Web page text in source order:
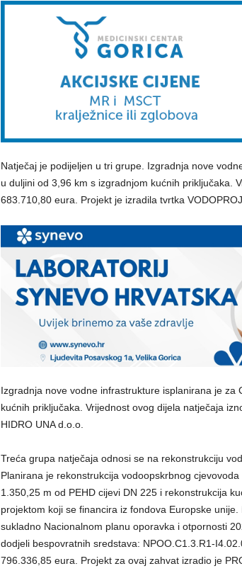
Natječaj je podijeljen u tri grupe. Izgradnja nove
u duljini od 3,96 km s izgradnjom kućnih priključaka.
683.710,80 eura. Projekt je izradila tvrtka
Izgradnja nove vodne infrastrukture isplanirana je za
kućnih priključaka. Vrijednost ovog dijela natječaja
HIDRO UNA d.o.o.
Treća grupa natječaja odnosi se na rekonstrukciju
Planirana je rekonstrukcija vodoopskrbnog
1.350,25 m od PEHD cijevi DN 225 i rekonstrukcija
projektom koji se financira iz fondova Europske
sukladno Nacionalnom planu oporavka i otpornosti
dodjeli bespovratnih sredstava: NPOO.C1.3.R1-
796.336,85 eura. Projekt za ovaj zahvat izradio je